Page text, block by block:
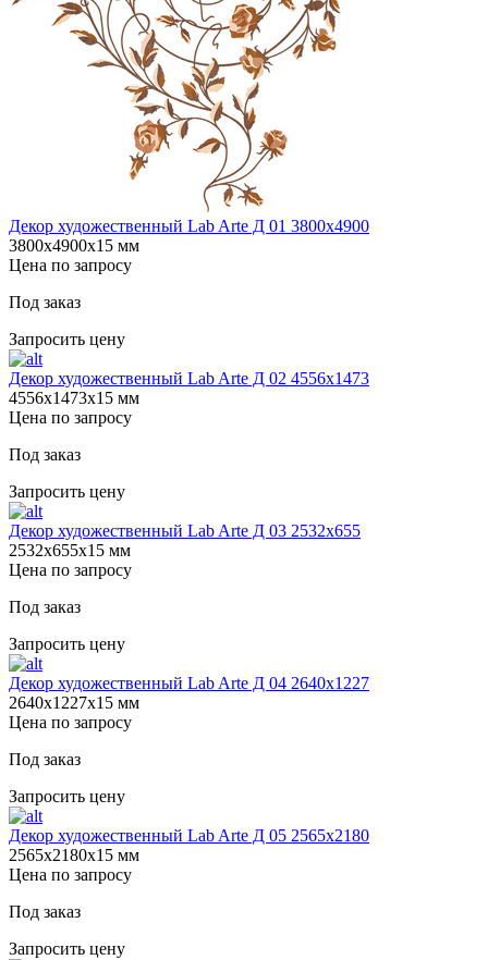
Декор художественный Lab Arte Д 01 3800х4900
3800х4900х15 мм
Цена по запросу
Под заказ
Запросить цену
Декор художественный Lab Arte Д 02 4556x1473
4556х1473х15 мм
Цена по запросу
Под заказ
Запросить цену
Декор художественный Lab Arte Д 03 2532x655
2532х655х15 мм
Цена по запросу
Под заказ
Запросить цену
Декор художественный Lab Arte Д 04 2640х1227
2640х1227х15 мм
Цена по запросу
Под заказ
Запросить цену
Декор художественный Lab Arte Д 05 2565х2180
2565х2180х15 мм
Цена по запросу
Под заказ
Запросить цену